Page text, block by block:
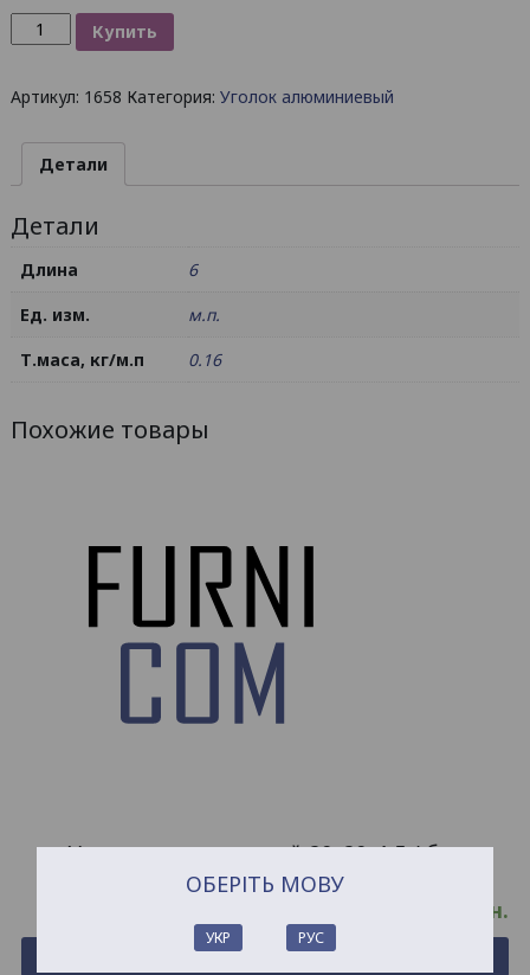
Количество
товара
алюминиевый
Купить
Артикул: 1658 Категория: Уголок алюминиевый
Детали
Детали
Длина
6
Ед. изм.
м.п.
Т.маса, кг/м.п
0.16
Похожие товары
Уголок алюминиевый 20х20х1.5 / б.п.
грн.
Купить
ОБЕРІТЬ МОВУ
УКР РУС